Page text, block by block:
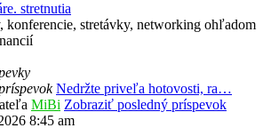
stretnutia
konferencie, stretávky, networking ohľadom
Nedržte priveľa hotovosti, ra…
MiBi Zobraziť posledný príspevok
8:45 am